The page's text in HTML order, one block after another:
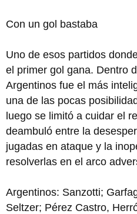
Con un gol bastaba
Uno de esos partidos
el primer gol gana. Dentro
Argentinos fue el más
una de las pocas
luego se limitó a cuidar el
deambuló entre la
jugadas en ataque y la
resolverlas en el arco
Argentinos: Sanzotti;
Seltzer; Pérez Castro,